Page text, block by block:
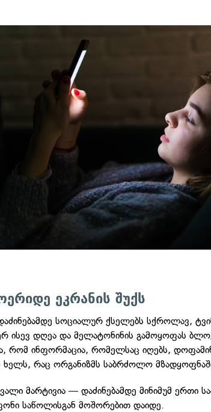
ეკრანის შუქს
სოციალურ ქსელებს სქროლავ,
ისევ დღეა და მელატონინის გამოყოფას
რომ ინფორმაცია, რომელსაც იღებს,
ხელს, რაც ორგანიზმს საბრძოლო
მარტივია — დაძინებამდე მინიმუმ ერთი
საწოლისგან მოშორებით დაიდე.